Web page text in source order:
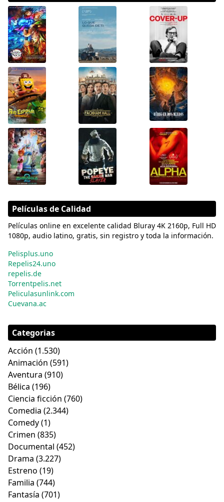
Películas de Calidad
Películas online en excelente calidad Bluray 4K 2160p, Full HD
1080p, audio latino, gratis, sin registro y toda la información.
Pelisplus.uno
Repelis24.uno
repelis.de
Torrentpelis.net
Peliculasunlink.com
Cuevana.ac
Categorias
Acción (1.530)
Animación (591)
Aventura (910)
Bélica (196)
Ciencia ficción (760)
Comedia (2.344)
Comedy(1)
Crimen (835)
Documental (452)
Drama (3.227)
Estreno (19)
Familia (744)
Fantasía (701)